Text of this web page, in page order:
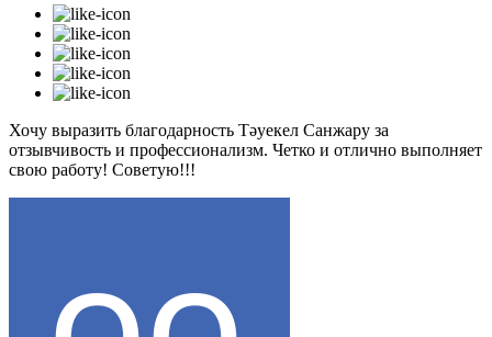
Хочу выразить благодарность Тәуекел Санжару за
отзывчивость и профессионализм. Четко и отлично выполняет
свою работу! Советую!!!